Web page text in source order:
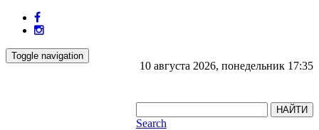
10 августа 2026, понедельник 17:35
Toggle navigation
НАЙТИ
Search